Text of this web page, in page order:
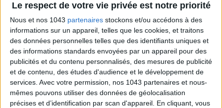
Le respect de votre vie privée est notre priorité
Nous et nos 1043 partenaires stockons et/ou accédons à des
informations sur un appareil, telles que les cookies, et traitons
des données personnelles telles que des identifiants uniques et
des informations standards envoyées par un appareil pour des
publicités et du contenu personnalisés, des mesures de publicité
et de contenu, des études d'audience et le développement de
services. Avec votre permission, nos 1043 partenaires et nous-
mêmes pouvons utiliser des données de géolocalisation
précises et d’identification par scan d'appareil. En cliquant, vous
15 IDEAS FOR ENJOYING AUGUST IN PARIS